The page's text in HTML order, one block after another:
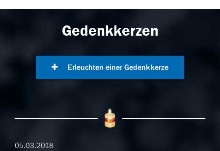
Gedenkkerzen
Erleuchten einer Gedenkkerze
05.03.2018